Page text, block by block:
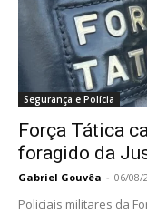
Segurança e Polícia
Força Tática
foragido da
Gabriel Gouvêa - 06/08/
Policiais militares da